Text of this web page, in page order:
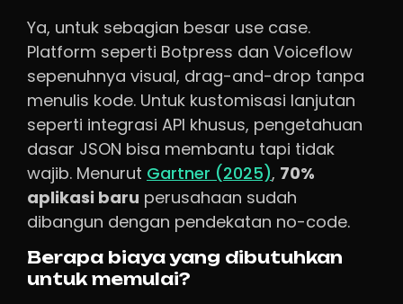
Ya, untuk sebagian besar use case.
Platform seperti Botpress dan Voiceflow
sepenuhnya visual, drag-and-drop tanpa
menulis kode. Untuk kustomisasi lanjutan
seperti integrasi API khusus, pengetahuan
dasar JSON bisa membantu tapi tidak
wajib. Menurut Gartner (2025), 70%
aplikasi baru perusahaan sudah
dibangun dengan pendekatan no-code.
Berapa biaya yang dibutuhkan
untuk memulai?